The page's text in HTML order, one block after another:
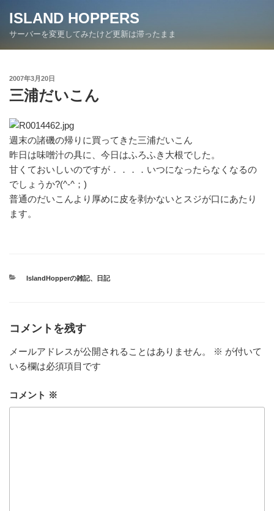
ン
ISLAND HOPPERS
サーバーを変更してみたけど更新は滞ったまま
投
稿
日:
2007年3月20日
三浦だいこん
週末の諸磯の帰りに買ってきた三浦だいこん
昨日は味噌汁の具に、今日はふろふき大根でした。
甘くておいしいのですが．．．．いつになったらなくなるの
でしょうか?(^-^；)
普通のだいこんより厚めに皮を剥かないとスジが口にあたり
ます。
カ
IslandHopperの雑記、 日記
コメントを残す
メールアドレスが公開されることはありません。 ※ が付いて
いる欄は必須項目です
コメント ※